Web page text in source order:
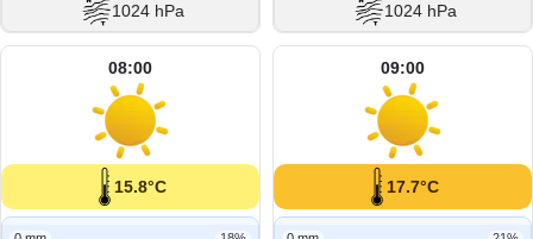
1024 hPa 1024 hPa
08:00
15.8°C
09:00
17.7°C